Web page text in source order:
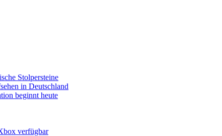
Stolpersteine
in Deutschland
beginnt heute
verfügbar